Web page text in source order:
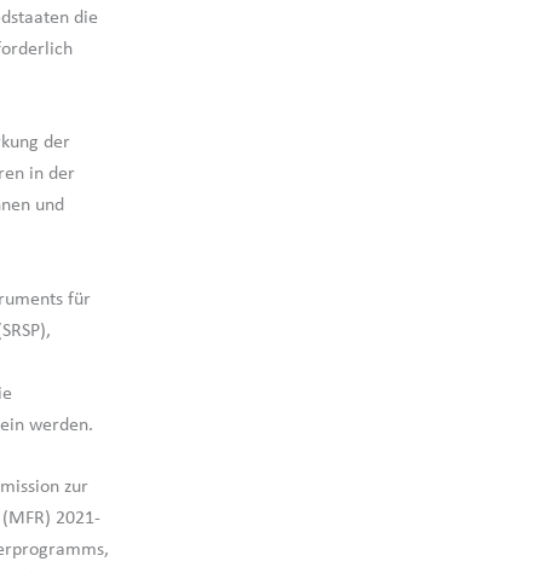
die
der
in der
und
für
werden.
zur
2021-